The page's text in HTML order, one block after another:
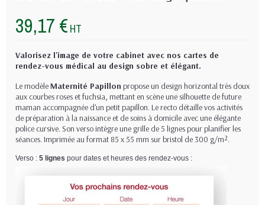
39,17 € HT
Valorisez l'image de votre cabinet avec nos cartes de
rendez-vous médical au design sobre et élégant.
Le modèleMaternité Papillon propose un design horizontal très doux
aux courbes roses et fuchsia, mettant en scène une silhouette de future
maman accompagnée d'un petit papillon. Le recto détaille vos activités
de préparation à la naissance et de soins à domicile avec une élégante
police cursive. Son verso intègre une grille de 5 lignes pour planifier les
séances. Imprimée au format 85 x 55 mm sur bristol de 300 g/m².
Verso : 5 lignes pour dates et heures des rendez-vous :